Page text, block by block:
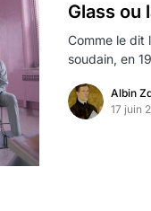
Glass ou
Comme le dit
soudain, en
Albin
17 juin